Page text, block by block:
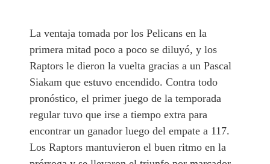
La ventaja tomada por los Pelicans en la
primera mitad poco a poco se diluyó, y los
Raptors le dieron la vuelta gracias a un Pascal
Siakam que estuvo encendido. Contra todo
pronóstico, el primer juego de la temporada
regular tuvo que irse a tiempo extra para
encontrar un ganador luego del empate a 117.
Los Raptors mantuvieron el buen ritmo en la